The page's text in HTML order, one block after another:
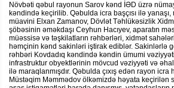
Növbəti qəbul rayonun Sarov kənd İƏD üzrə
kəndində keçirilib. Qəbulda icra başçısı ilə
müavini Elxan Zamanov, Dövlət Təhlükəsizlik
şöbəsinin əməkdaşı Ceyhun Hacıyev, aparatın
müəssisə və təşkilatların rəhbərləri, xidmət
həmçinin kənd sakinləri iştirak ediblər. Sakinlərlə
rəhbəri Kovdadıq kəndində kəndin ümumi
infrastruktur obyektlərinin mövcud vəziyyəti və
ilə maraqlanmışdır. Qəbulda çıxış edən rayon icra
Müstəqim Məmmədov ölkəmizdə həyata keçirilən